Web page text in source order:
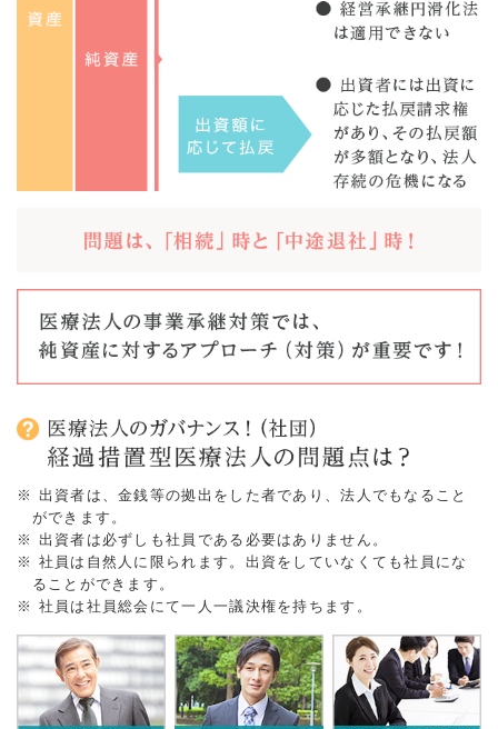
※ 出資者は、金銭等の拠出をした者であり、法人でもなること
ができます。
※ 出資者は必ずしも社員である必要はありません。
※ 社員は自然人に限られます。出資をしていなくても社員にな
ることができます。
※ 社員は社員総会にて一人一議決権を持ちます。